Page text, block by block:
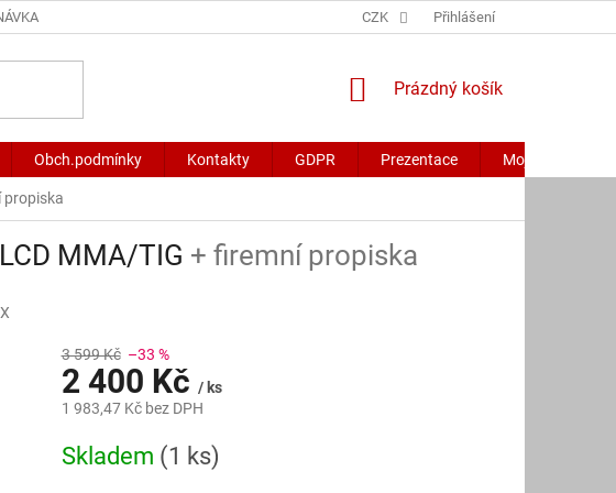
CZK Přihlášení
NÁKUPNÍ
Prázdný košík
Obch.podmínky Kontakty GDPR Prezentace Moje
propiska
MMA/TIG + firemní propiska
3 599 Kč –33 %
2 400 Kč / ks
1 983,47 Kč bez DPH
cena:
Skladem (1 ks)